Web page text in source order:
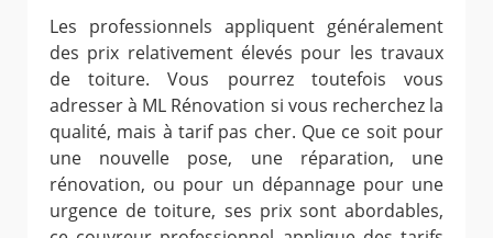
Les professionnels appliquent généralement
des prix relativement élevés pour les travaux
de toiture. Vous pourrez toutefois vous
adresser à ML Rénovation si vous recherchez la
qualité, mais à tarif pas cher. Que ce soit pour
une nouvelle pose, une réparation, une
rénovation, ou pour un dépannage pour une
urgence de toiture, ses prix sont abordables,